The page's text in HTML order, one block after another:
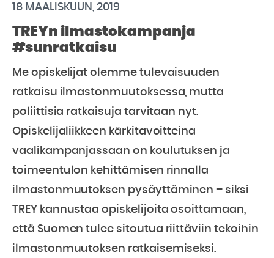
18 MAALISKUUN, 2019
TREYn ilmastokampanja
#sunratkaisu
Me opiskelijat olemme tulevaisuuden
ratkaisu ilmastonmuutoksessa, mutta
poliittisia ratkaisuja tarvitaan nyt.
Opiskelijaliikkeen kärkitavoitteina
vaalikampanjassaan on koulutuksen ja
toimeentulon kehittämisen rinnalla
ilmastonmuutoksen pysäyttäminen – siksi
TREY kannustaa opiskelijoita osoittamaan,
että Suomen tulee sitoutua riittäviin tekoihin
ilmastonmuutoksen ratkaisemiseksi.